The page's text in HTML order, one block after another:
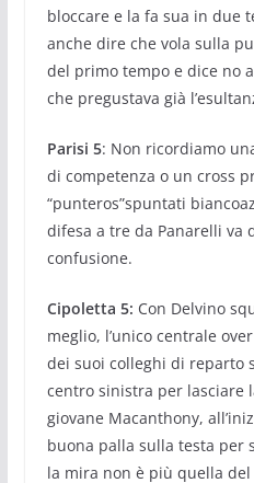
bloccare e la fa sua in due
anche dire che vola sulla
del primo tempo e dice no
che pregustava già
Parisi 5: Non ricordiamo
di competenza o un cross
“punteros”spuntati
difesa a tre da Panarelli va
confusione.
Cipoletta 5: Con Delvino
meglio, l’unico centrale
dei suoi colleghi di reparto
centro sinistra per lasciare
giovane Macanthony,
buona palla sulla testa per
la mira non è più quella